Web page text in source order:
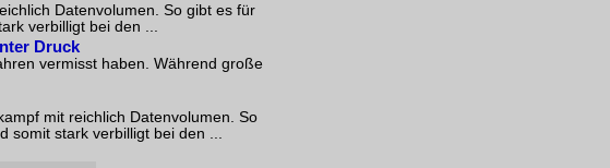
Datenvolumen. So gibt es für
verbilligt bei den ...
Druck
vermisst haben. Während große
mit reichlich Datenvolumen. So
stark verbilligt bei den ...